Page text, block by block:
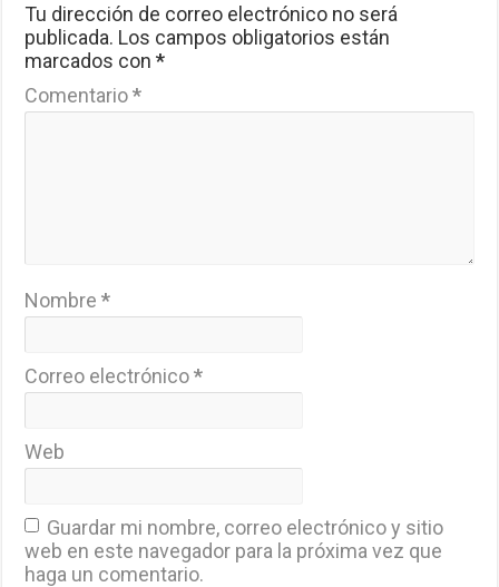
Tu dirección de correo electrónico no será
publicada. Los campos obligatorios están
marcados con*
Comentario*
Nombre*
Correo electrónico*
Web
Guardar mi nombre, correo electrónico y sitio
web en este navegador para la próxima vez que
haga un comentario.